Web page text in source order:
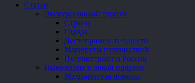
Статьи
Экскурсионный туризм
Страны
Города
Достопримечательности
Маршруты путешествий
Путешествия по России
Выживание в дикой природе
Медицинская помощь